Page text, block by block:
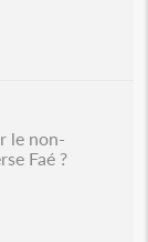
le non-
Faé ?